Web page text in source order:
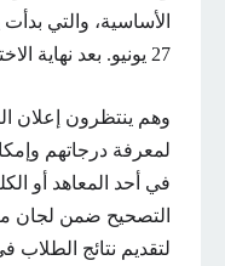
27 يونيو. بعد نهاية الاختبارات يشعر الطلاب بالتوتر.
وهم ينتظرون إعلان
لمعرفة درجاتهم
في أحد المعاهد أو
التصحيح ضمن لجان
لتقديم نتائج